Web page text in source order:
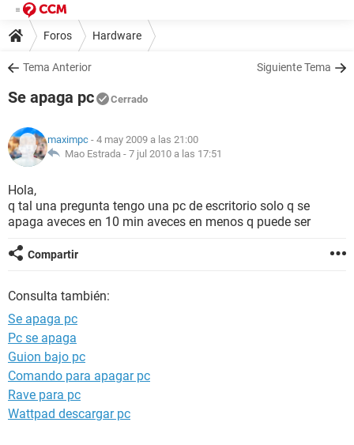
Foros Hardware
Tema Anterior Siguiente Tema
Se apaga pc Cerrado
maximpc - 4 may 2009 a las 21:00
Mao Estrada - 7 jul 2010 a las 17:51
Hola,
q tal una pregunta tengo una pc de escritorio solo q se
apaga aveces en 10 min aveces en menos q puede ser
Compartir
Consulta también:
Se apaga pc
Pc se apaga
Guion bajo pc
Comando para apagar pc
Rave para pc
Wattpad descargar pc